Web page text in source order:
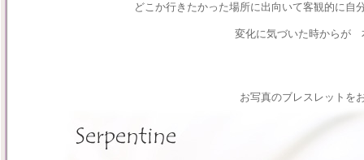
どこか行きたかった場所に出向いて客観的に自
変化に気づいた時からが
お写真のブレスレットを